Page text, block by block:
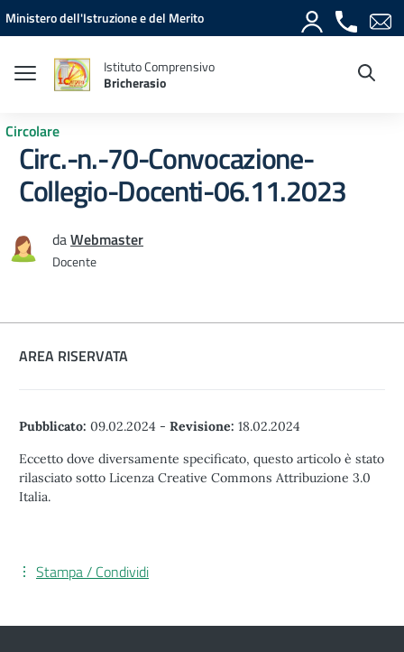
Vai ai contenuti
Vai al menu di navigazione
Vai al footer
Ministero dell'Istruzione e del Merito
Istituto Comprensivo
Bricherasio
Circolare
Circ.-n.-70-Convocazione-
Collegio-Docenti-06.11.2023
daWebmaster
Docente
AREA RISERVATA
Pubblicato: 09.02.2024 - Revisione: 18.02.2024
Eccetto dove diversamente specificato, questo articolo è stato
rilasciato sotto Licenza Creative Commons Attribuzione 3.0
Italia.
Stampa / Condividi